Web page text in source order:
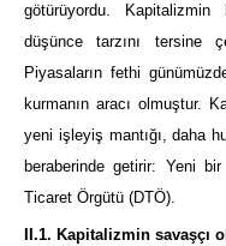
götürüyordu.
düşünce tarzını tersine
Piyasaların fethi
kurmanın aracı olmuştur.
yeni işleyiş mantığı, daha
beraberinde getirir: Yeni
Ticaret Örgütü (DTÖ).
II.1. Kapitalizmin savaşçı